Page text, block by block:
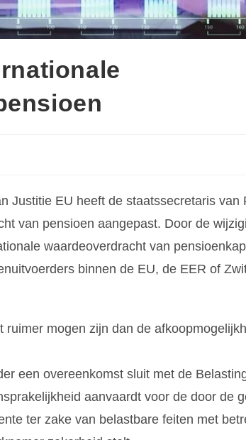
Justitie EU heeft de staatssecretaris van
van pensioen aangepast. Door de
waardeoverdracht van
binnen de EU, de EER of
mogen zijn dan de
een overeenkomst sluit met de
aanvaardt voor de door de
ter zake van belastbare feiten met